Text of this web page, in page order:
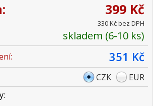
399 Kč
330 Kč bez DPH
skladem (6-10 ks)
351 Kč
CZK
EUR